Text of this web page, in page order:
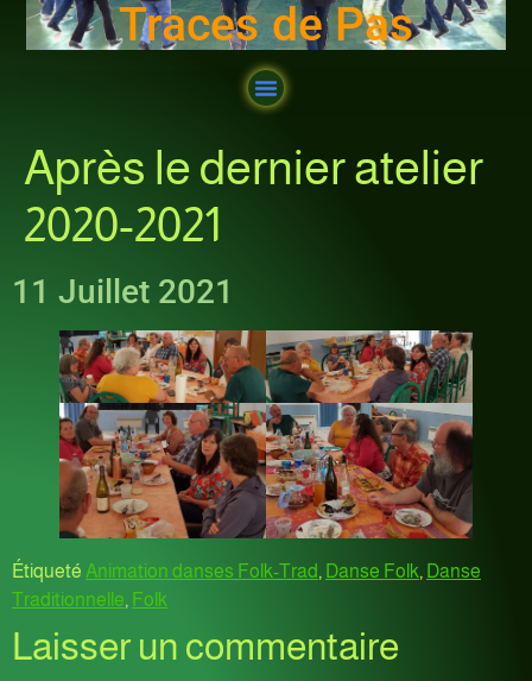
Traces de Pas
Après le dernier atelier
2020-2021
11 Juillet 2021
Étiqueté Animation danses Folk-Trad, Danse Folk, Danse
Traditionnelle, Folk
Laisser un commentaire